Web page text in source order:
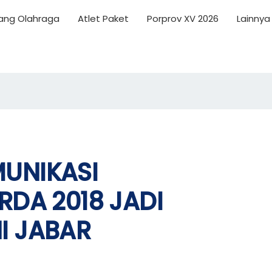
Olahraga Atlet Paket Porprov XV 2026
Lainnya
2018 JADI
JABAR